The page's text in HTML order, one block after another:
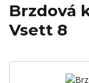
Brzdová
Vsett 8